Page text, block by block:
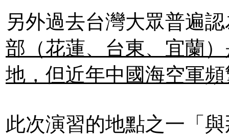
另外過去台灣大眾普遍
部（花蓮、台東、宜蘭
地，但近年中國海空軍
此次演習的地點之一「